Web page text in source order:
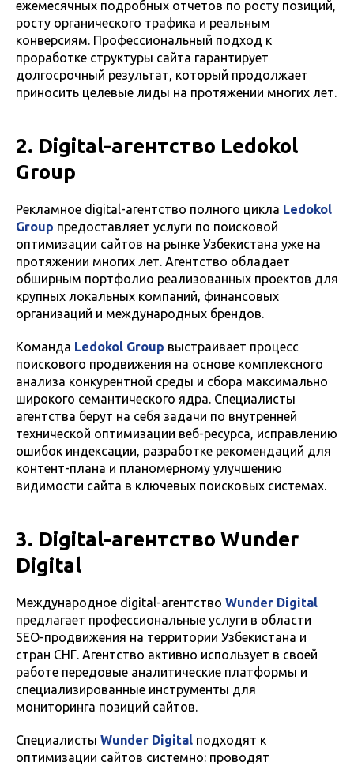
ежемесячных подробных отчетов по росту позиций,
росту органического трафика и реальным
конверсиям. Профессиональный подход к
проработке структуры сайта гарантирует
долгосрочный результат, который продолжает
приносить целевые лиды на протяжении многих лет.
2. Digital-агентство Ledokol
Group
Рекламное digital-агентство полного цикла Ledokol
Group предоставляет услуги по поисковой
оптимизации сайтов на рынке Узбекистана уже на
протяжении многих лет. Агентство обладает
обширным портфолио реализованных проектов для
крупных локальных компаний, финансовых
организаций и международных брендов.
Команда Ledokol Group выстраивает процесс
поискового продвижения на основе комплексного
анализа конкурентной среды и сбора максимально
широкого семантического ядра. Специалисты
агентства берут на себя задачи по внутренней
технической оптимизации веб-ресурса, исправлению
ошибок индексации, разработке рекомендаций для
контент-плана и планомерному улучшению
видимости сайта в ключевых поисковых системах.
3. Digital-агентство Wunder
Digital
Международное digital-агентство Wunder Digital
предлагает профессиональные услуги в области
SEO-продвижения на территории Узбекистана и
стран СНГ. Агентство активно использует в своей
работе передовые аналитические платформы и
специализированные инструменты для
мониторинга позиций сайтов.
Специалисты Wunder Digital подходят к
оптимизации сайтов системно: проводят